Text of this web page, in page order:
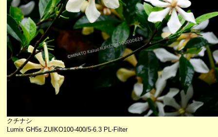
クチナシ
Lumix GH5s ZUIKO100-400/5-6.3 PL-Filter